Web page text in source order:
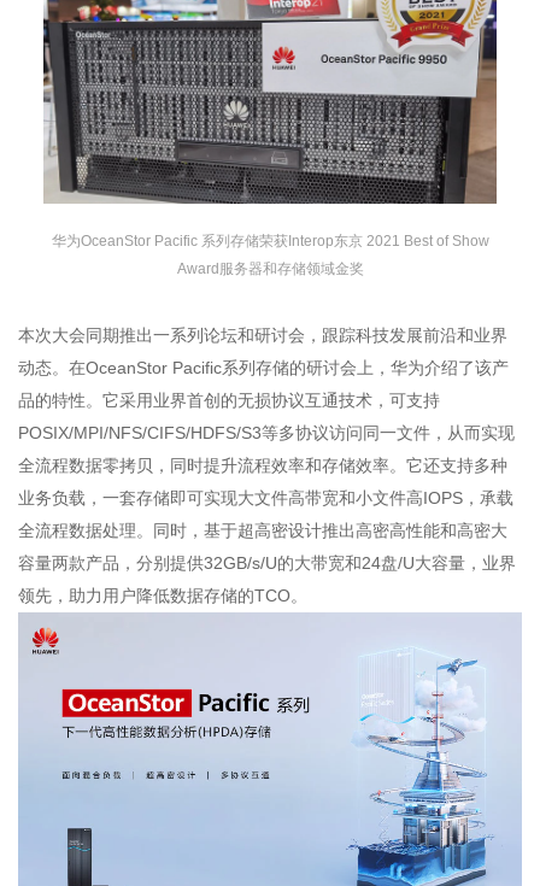
华为OceanStor Pacific 系列存储荣获Interop东京 2021 Best of Show
Award服务器和存储领域金奖
本次大会同期推出一系列论坛和研讨会，跟踪科技发展前沿和业界
动态。在OceanStor Pacific系列存储的研讨会上，华为介绍了该产
品的特性。它采用业界首创的无损协议互通技术，可支持
POSIX/MPI/NFS/CIFS/HDFS/S3等多协议访问同一文件，从而实现
全流程数据零拷贝，同时提升流程效率和存储效率。它还支持多种
业务负载，一套存储即可实现大文件高带宽和小文件高IOPS，承载
全流程数据处理。同时，基于超高密设计推出高密高性能和高密大
容量两款产品，分别提供32GB/s/U的大带宽和24盘/U大容量，业界
领先，助力用户降低数据存储的TCO。